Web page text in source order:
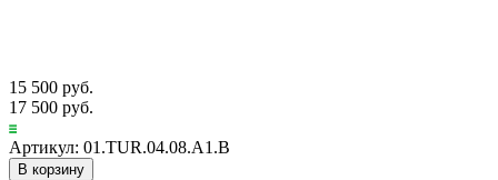
15 500 руб.
17 500 руб.
Артикул: 01.TUR.04.08.A1.B
В корзину